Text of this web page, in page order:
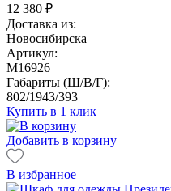
12 380 ₽
Доставка из:
Новосибирска
Артикул:
M16926
Габариты (Ш/В/Г):
802/1943/393
Купить в 1 клик
Добавить в корзину
В избранное